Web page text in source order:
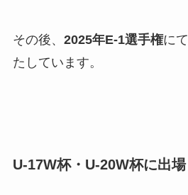
その後、 2025年E-1選手権にて
たしています。
U-17W杯・U-20W杯に出場